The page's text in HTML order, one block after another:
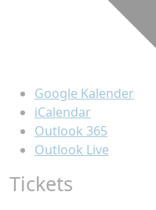
Google Kalender
iCalendar
Outlook 365
Outlook Live
Tickets